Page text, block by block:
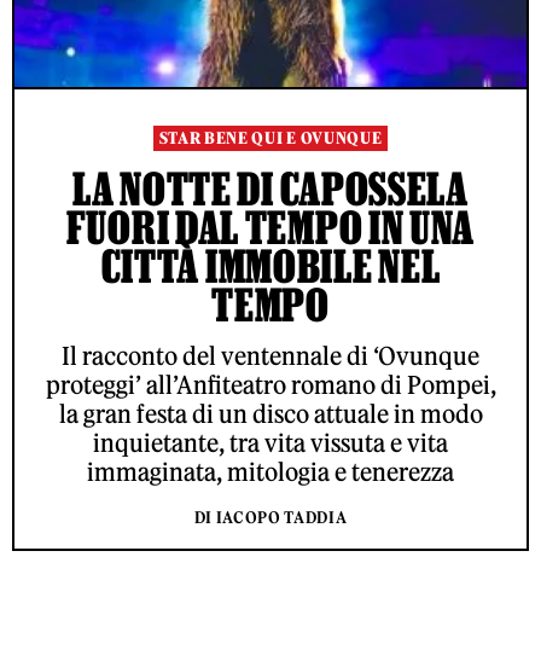
STAR BENE QUI E OVUNQUE
LA NOTTE DI CAPOSSELA
FUORI DAL TEMPO IN UNA
CITTÀ IMMOBILE NEL
TEMPO
Il racconto del ventennale di ‘Ovunque
proteggi’ all’Anfiteatro romano di Pompei,
la gran festa di un disco attuale in modo
inquietante, tra vita vissuta e vita
immaginata, mitologia e tenerezza
DI IACOPO TADDIA